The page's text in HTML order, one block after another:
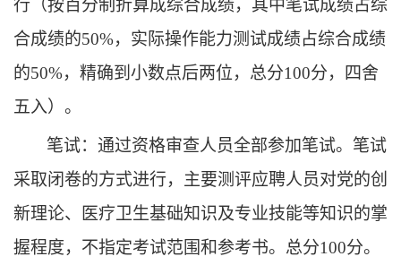
行 （按百分制折算成综合成绩， 其中笔试成绩占综
合成绩的50%， 实际操作能力测试成绩占综合成绩
的50%， 精确到小数点后两位， 总分100分，
四舍
五入） 。
笔试： 通过资格审查人员全部参加笔试。 笔试
采取闭卷的方式进行， 主要测评应聘人员对党的创
新理论、
医疗卫生基础知识及专业技能等知识的掌
握程度， 不指定考试范围和参考书。 总分100分。